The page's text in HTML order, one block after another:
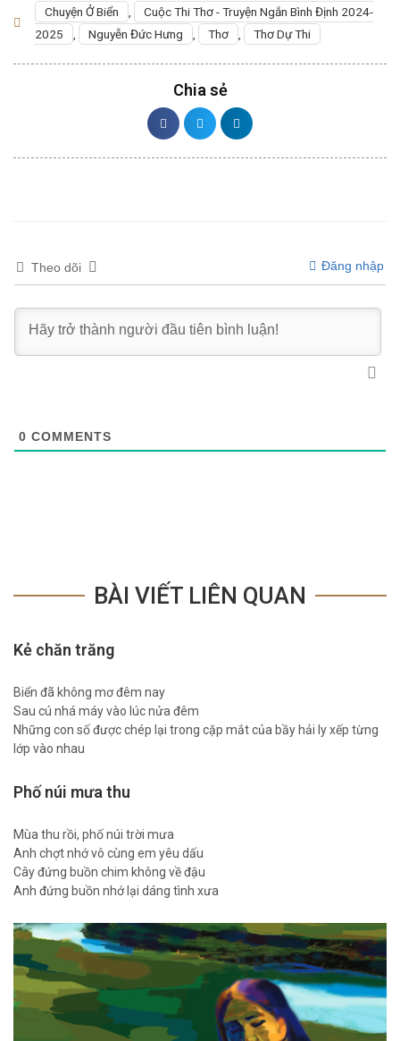
Chuyện Ở Biển ,
Cuộc Thi Thơ - Truyện Ngắn Bình Định 2024-
2025
, Nguyễn Đức Hưng , Thơ , Thơ Dự Thi
Chia sẻ
Theo dõi Đăng nhập
0 COMMENTS
BÀI VIẾT LIÊN QUAN
Kẻ chăn trăng
Biển đã không mơ đêm nay
Sau cú nhá máy vào lúc nửa đêm
Những con số được chép lại trong cặp mắt của bầy hải ly xếp từng
lớp vào nhau
Phố núi mưa thu
Mùa thu rồi, phố núi trời mưa
Anh chợt nhớ vô cùng em yêu dấu
Cây đứng buồn chim không về đậu
Anh đứng buồn nhớ lại dáng tình xưa